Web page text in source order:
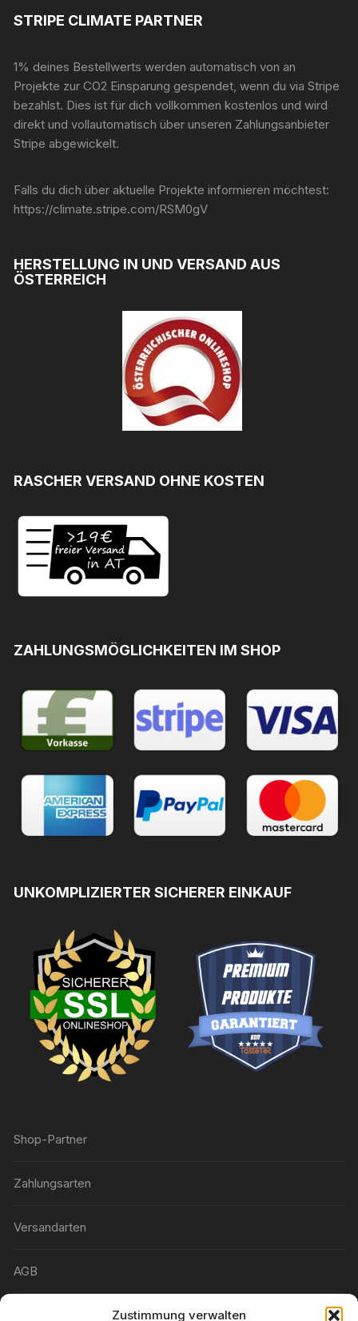
Zustimmung verwalten
STRIPE CLIMATE PARTNER
1% deines Bestellwerts werden automatisch von an
Projekte zur CO2 Einsparung gespendet, wenn du via Stripe
bezahlst. Dies ist für dich vollkommen kostenlos und wird
direkt und vollautomatisch über unseren Zahlungsanbieter
Stripe abgewickelt.
Falls du dich über aktuelle Projekte informieren möchtest:
https://climate.stripe.com/RSM0gV
HERSTELLUNG IN UND VERSAND AUS
ÖSTERREICH
RASCHER VERSAND OHNE KOSTEN
ZAHLUNGSMÖGLICHKEITEN IM SHOP
UNKOMPLIZIERTER SICHERER EINKAUF
Shop-Partner
Zahlungsarten
Versandarten
AGB
Widerrufsbelehrung